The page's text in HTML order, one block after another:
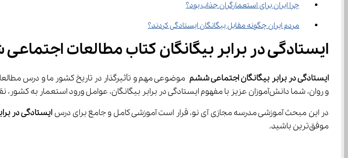
چرا ایران برای استعمارگران جذاب بود؟
مردم ایران چگونه مقابل بیگانگان ایستادگی کردند؟
ایستادگی در برابر بیگانگان کتاب مطالعات
ایستادگی در برابر بیگانگان اجتماعی ششم موضوعی مهم و تأثیرگذار در تاریخ کشور ما و درس
و روان، شما دانش‌آموزان عزیز با مفهوم ایستادگی در برابر بیگانگان، عوامل ورود استعمار به کشور، نقش مردم و شخصیت‌های مهم تاریخ ایران در مقابله با نفوذ بیگانگان آشنا خواهید شد.
در این مبحث آموزشی مدرسه مجازی آی نو، قرار است آموزشی کامل و جامع برای درس ایستادگی در
موفق‌ترین باشید.